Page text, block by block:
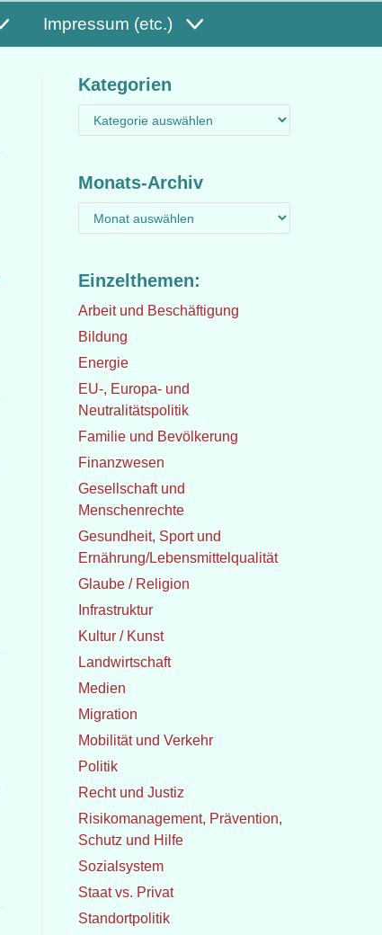
Impressum (etc.)
Kategorien
Monats-Archiv
Einzelthemen:
Arbeit und Beschäftigung
Bildung
Energie
EU-, Europa- und
Neutralitätspolitik
Familie und Bevölkerung
Finanzwesen
Gesellschaft und
Menschenrechte
Gesundheit, Sport und
Ernährung/Lebensmittelqualität
Glaube / Religion
Infrastruktur
Kultur / Kunst
Landwirtschaft
Medien
Migration
Mobilität und Verkehr
Politik
Recht und Justiz
Risikomanagement, Prävention,
Schutz und Hilfe
Sozialsystem
Staat vs. Privat
Standortpolitik